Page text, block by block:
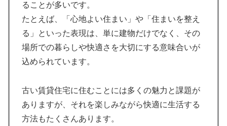
ることが多いです。
たとえば、「心地よい住まい」や「住まいを整え
る」といった表現は、単に建物だけでなく、その
場所での暮らしや快適さを大切にする意味合いが
込められています。
古い賃貸住宅に住むことには多くの魅力と課題が
ありますが、それを楽しみながら快適に生活する
方法もたくさんあります。